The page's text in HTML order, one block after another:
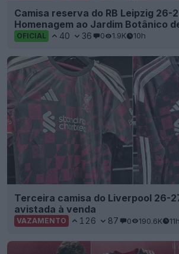
Camisa reserva do RB Leipzig 26-
Homenagem ao Jardim Botânico
OFICIAL 40 36 0 1.9K 10h
Terceira camisa do Liverpool 26-
avistada à venda
VAZAMENTO 126 87 0 190.6K 11h